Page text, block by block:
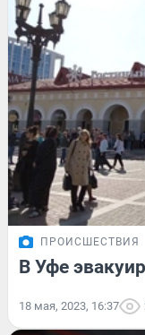
ПРОИСШЕСТВИЯ
В Уфе
18 мая, 2023, 16:37